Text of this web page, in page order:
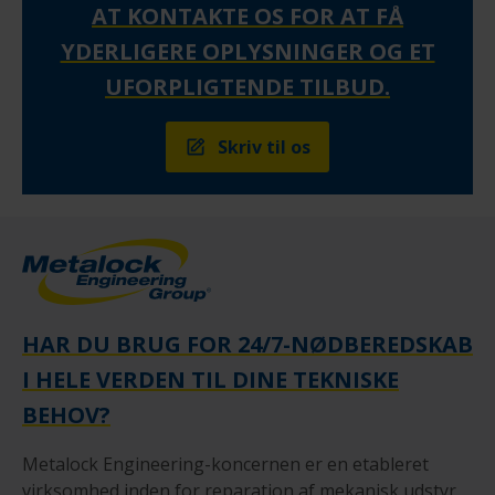
AT KONTAKTE OS FOR AT FÅ
YDERLIGERE OPLYSNINGER OG ET
UFORPLIGTENDE TILBUD.
Skriv til os
HAR DU BRUG FOR 24/7-NØDBEREDSKAB
I HELE VERDEN TIL DINE TEKNISKE
BEHOV?
Metalock Engineering-koncernen er en etableret